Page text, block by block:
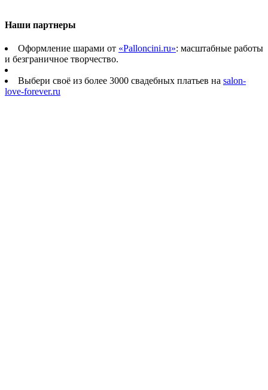
Наши партнеры
Оформление шарами от «Palloncini.ru»: масштабные работы
и безграничное творчество.
Выбери своё из более 3000 свадебных платьев на salon-
love-forever.ru